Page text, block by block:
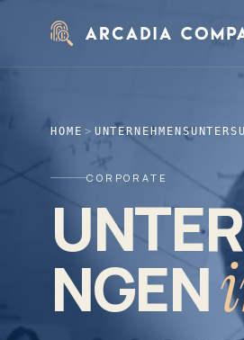
HOME >
CORPORATE
NGEN